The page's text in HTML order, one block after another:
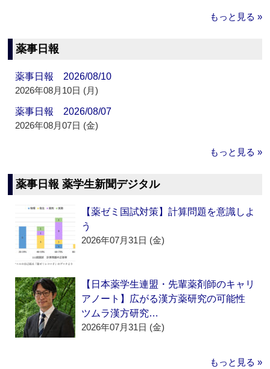
もっと見る »
薬事日報
薬事日報 2026/08/10
2026年08月10日 (月)
薬事日報 2026/08/07
2026年08月07日 (金)
もっと見る »
薬事日報 薬学生新聞デジタル
【薬ゼミ国試対策】計算問題を意識しよ
う
2026年07月31日 (金)
【日本薬学生連盟・先輩薬剤師のキャリ
アノート】広がる漢方薬研究の可能性
ツムラ漢方研究…
2026年07月31日 (金)
もっと見る »